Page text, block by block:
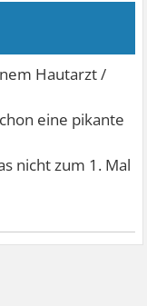
Hautarzt /
eine pikante
nicht zum 1. Mal